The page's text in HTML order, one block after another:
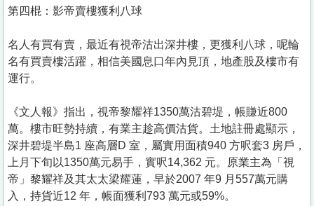
第四棍：影帝賣樓獲利八球
名人有買有賣，最近有視帝沽出深井樓，更獲利八球，呢輪
名有買賣樓活躍，相信美國息口年內見頂，地產股及樓市有
運行。
《文人報》指出，視帝黎耀祥1350萬沽碧堤，帳賺近800
萬。樓市旺勢持續，有業主趁高價沽貨。土地註冊處顯示，
深井碧堤半島1 座高層D 室，屬實用面積940 方呎套3 房戶，
上月下旬以1350萬元易手，實呎14,362 元。原業主為「視
帝」黎耀祥及其太太梁耀蓮，早於2007 年9 月557萬元購
入，持貨近12 年，帳面獲利793 萬元或59%。